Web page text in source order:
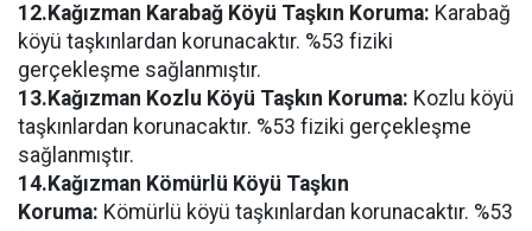
12.Kağızman Karabağ Köyü Taşkın Koruma: Karabağ
köyü taşkınlardan korunacaktır. %53 fiziki
gerçekleşme sağlanmıştır.
13.Kağızman Kozlu Köyü Taşkın Koruma: Kozlu köyü
taşkınlardan korunacaktır. %53 fiziki gerçekleşme
sağlanmıştır.
14.Kağızman Kömürlü Köyü Taşkın
Koruma: Kömürlü köyü taşkınlardan korunacaktır. %53